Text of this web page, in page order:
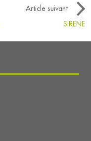
Article suivant
SIRENE